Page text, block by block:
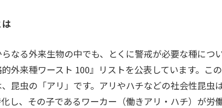
なる外来生物の中でも、とくに警戒が必要な種につ
外来種ワースト 100』リストを公表しています。こ
昆虫の「アリ」です。アリやハチなどの社会性昆虫
し、その子であるワーカー（働きアリ・ハチ）が労